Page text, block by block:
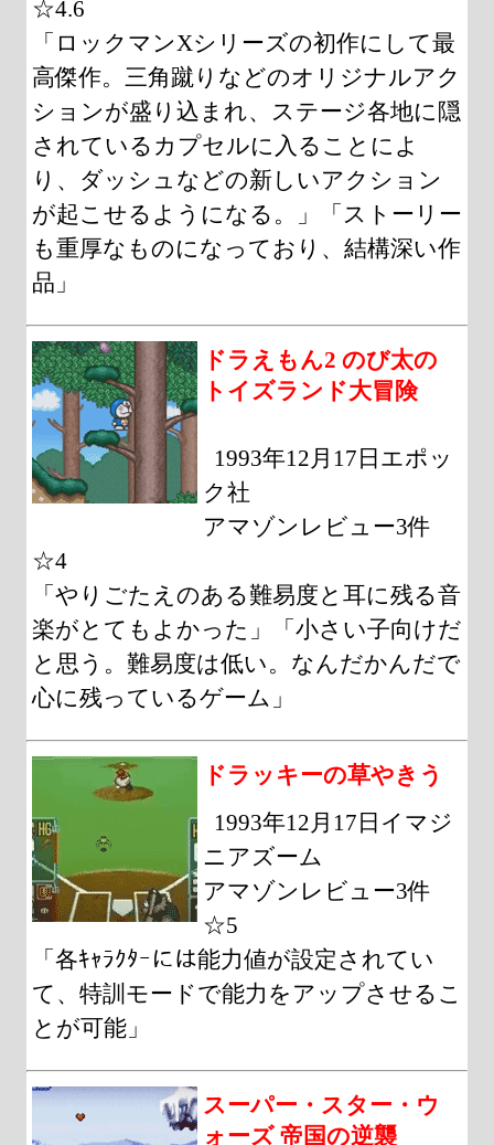
☆4.6
「ロックマンXシリーズの初作にして最
高傑作。三角蹴りなどのオリジナルアク
ションが盛り込まれ、ステージ各地に隠
されているカプセルに入ることによ
り、ダッシュなどの新しいアクション
が起こせるようになる。」「ストーリー
も重厚なものになっており、結構深い作
品」
ドラえもん2 のび太の
トイズランド大冒険
1993年12月17日エポッ
ク社
アマゾンレビュー3件
☆4
「やりごたえのある難易度と耳に残る音
楽がとてもよかった」「小さい子向けだ
と思う。難易度は低い。なんだかんだで
心に残っているゲーム」
ドラッキーの草やきう
1993年12月17日イマジ
ニアズーム
アマゾンレビュー3件
☆5
「各ｷｬﾗｸﾀｰには能力値が設定されてい
て、特訓モードで能力をアップさせるこ
とが可能」
スーパー・スター・ウ
ォーズ 帝国の逆襲